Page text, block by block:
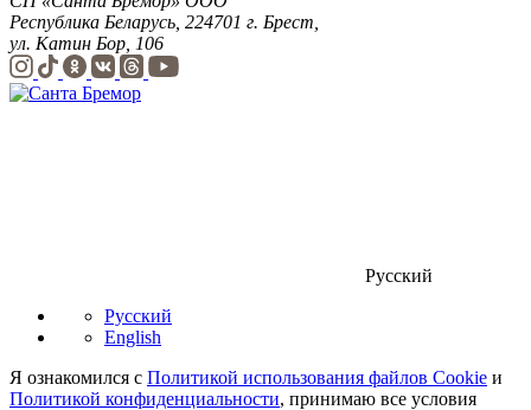
Республика Беларусь, 224701 г. Брест,
ул. Катин Бор, 106
Русский
Русский
English
Я ознакомился с Политикой использования файлов Cookie и
Политикой конфиденциальности, принимаю все условия